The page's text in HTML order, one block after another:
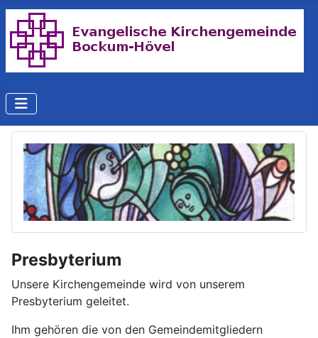
Presbyterium
Unsere Kirchengemeinde wird von unserem
Presbyterium geleitet.
Ihm gehören die von den Gemeindemitgliedern